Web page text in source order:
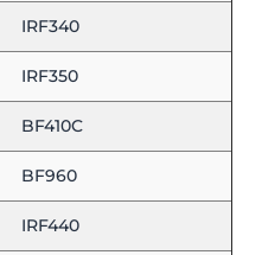
IRF340
IRF350
BF410C
BF960
IRF440